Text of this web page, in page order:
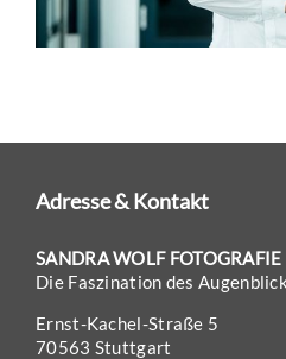
Adresse & Kontakt
SANDRA WOLF FOTOGRAFIE
Die Faszination des
Ernst-Kachel-Straße 5
70563 Stuttgart